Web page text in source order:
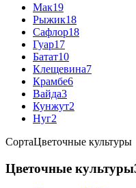
Мак19
Рыжик18
Сафлор18
Гуар17
Батат10
Клещевина7
Крамбе6
Вайда3
Кунжут2
Нуг2
СортаЦветочные культуры
Цветочные культуры